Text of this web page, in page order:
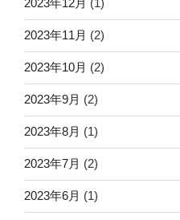
2023年12月 (1)
2023年11月 (2)
2023年10月 (2)
2023年9月 (2)
2023年8月 (1)
2023年7月 (2)
2023年6月 (1)